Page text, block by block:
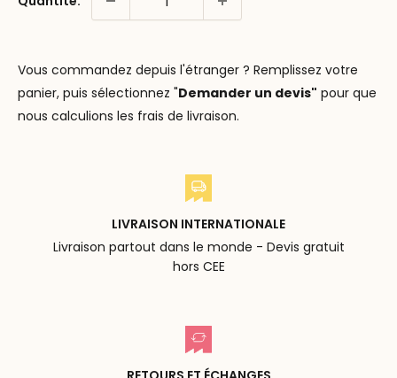
Vous commandez depuis l'étranger ? Remplissez votre
panier, puis sélectionnez "Demander un devis" pour que
nous calculions les frais de livraison.
LIVRAISON INTERNATIONALE
Livraison partout dans le monde - Devis gratuit
hors CEE